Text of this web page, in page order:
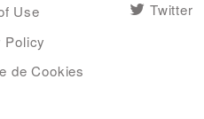
Use
Policy
de Cookies
Twitter